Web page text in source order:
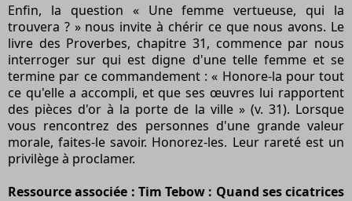
Enfin, la question « Une femme vertueuse, qui la
trouvera ? » nous invite à chérir ce que nous avons. Le
livre des Proverbes, chapitre 31, commence par nous
interroger sur qui est digne d'une telle femme et se
termine par ce commandement : « Honore-la pour tout
ce qu'elle a accompli, et que ses œuvres lui rapportent
des pièces d'or à la porte de la ville » (v. 31). Lorsque
vous rencontrez des personnes d'une grande valeur
morale, faites-le savoir. Honorez-les. Leur rareté est un
privilège à proclamer.
Ressource associée : Tim Tebow : Quand ses cicatrices